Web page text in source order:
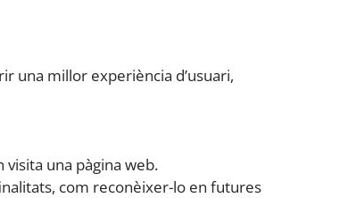
una millor experiència d’usuari,
una pàgina web.
com reconèixer-lo en futures